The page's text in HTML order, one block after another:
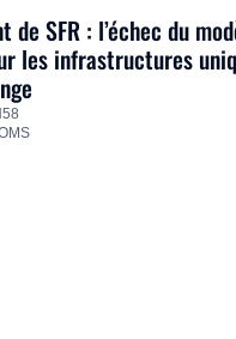
de SFR : l’échec du
les infrastructures